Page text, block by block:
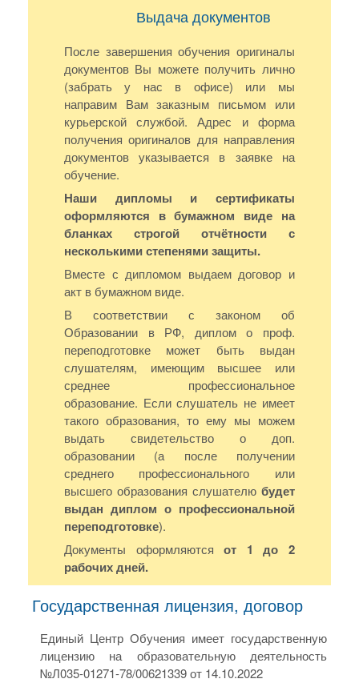
Выдача документов
После завершения обучения оригиналы
документов Вы можете получить лично
(забрать у нас в офисе) или мы
направим Вам заказным письмом или
курьерской службой. Адрес и форма
получения оригиналов для направления
документов указывается в заявке на
обучение.
Наши дипломы и сертификаты
оформляются в бумажном виде на
бланках строгой отчётности с
несколькими степенями защиты.
Вместе с дипломом выдаем договор и
акт в бумажном виде.
В соответствии с законом об
Образовании в РФ, диплом о проф.
переподготовке может быть выдан
слушателям, имеющим высшее или
среднее профессиональное
образование. Если слушатель не имеет
такого образования, то ему мы можем
выдать свидетельство о доп.
образовании (а после получении
среднего профессионального или
высшего образования слушателю будет
выдан диплом о профессиональной
переподготовке).
Документы оформляютсяот 1 до 2
рабочих дней.
Государственная лицензия, договор
Единый Центр Обучения имеет государственную
лицензию на образовательную деятельность
№Л035-01271-78/00621339 от 14.10.2022